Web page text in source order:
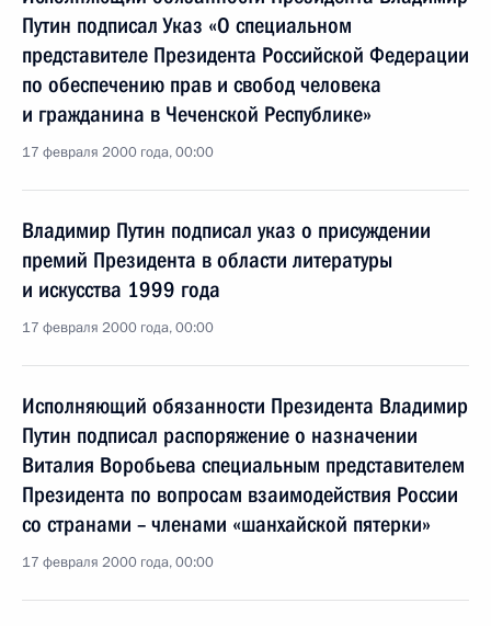
Путин подписал Указ «О специальном
представителе Президента Российской Федерации
по обеспечению прав и свобод человека
и гражданина в Чеченской Республике»
17 февраля 2000 года, 00:00
Владимир Путин подписал указ о присуждении
премий Президента в области литературы
и искусства 1999 года
17 февраля 2000 года, 00:00
Исполняющий обязанности Президента Владимир
Путин подписал распоряжение о назначении
Виталия Воробьева специальным представителем
Президента по вопросам взаимодействия России
со странами – членами «шанхайской пятерки»
17 февраля 2000 года, 00:00